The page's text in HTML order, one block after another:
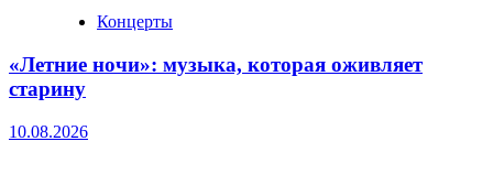
Концерты
«Летние ночи»: музыка, которая оживляет
старину
10.08.2026